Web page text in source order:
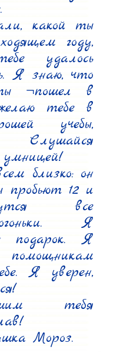
какой ты
году,
удалось
Я знаю, что
¬пошел в
тебе в
учебы,
Слушайся
близко: он
пробьют 12 и
все
Я
подарок. Я
Я уверен,
тебя
Мороз.